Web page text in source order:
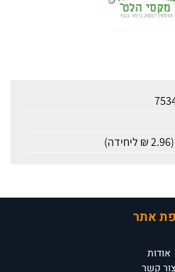
אתר
אודות
צור קשר